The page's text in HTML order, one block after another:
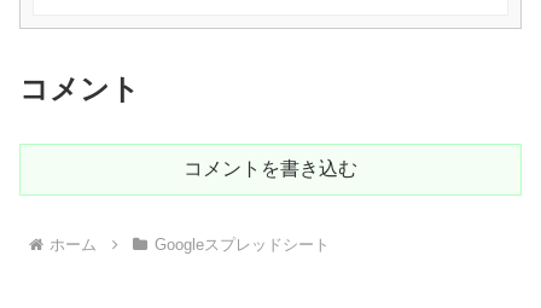
コメント
コメントを書き込む
ホーム Googleスプレッドシート